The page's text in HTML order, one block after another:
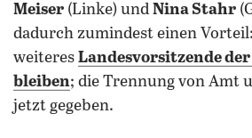
Meiser (Linke) und Nina Stahr
dadurch zumindest einen
weiteres Landesvorsitzende
bleiben; die Trennung von Amt
jetzt gegeben.